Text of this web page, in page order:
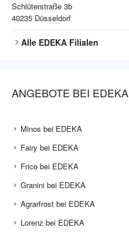
Schlüterstraße 3b
40235 Düsseldorf
Alle EDEKA Filialen
ANGEBOTE BEI EDEKA
Minos bei EDEKA
Fairy bei EDEKA
Frico bei EDEKA
Granini bei EDEKA
Agrarfrost bei EDEKA
Lorenz bei EDEKA